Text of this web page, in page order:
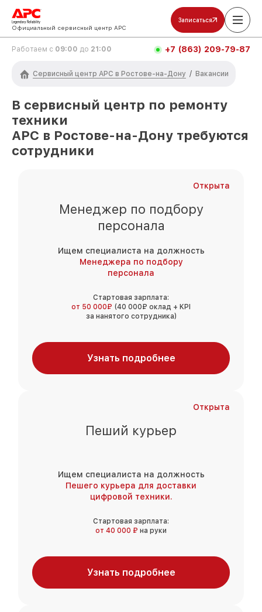
Официальный сервисный центр APC
Записаться
Работаем с 09:00 до 21:00 +7 (863) 209-79-87
Сервисный центр APC в Ростове-на-Дону / Вакансии
В сервисный центр по ремонту
техники
APC в Ростове-на-Дону требуются
сотрудники
Открыта
Менеджер по подбору
персонала
Ищем специалиста на должность
Менеджера по подбору
персонала
Стартовая зарплата:
от 50 000₽ (40 000₽ оклад + KPI
за нанятого сотрудника)
Узнать подробнее
Открыта
Пеший курьер
Ищем специалиста на должность
Пешего курьера для доставки
цифровой техники.
Стартовая зарплата:
от 40 000 ₽ на руки
Узнать подробнее